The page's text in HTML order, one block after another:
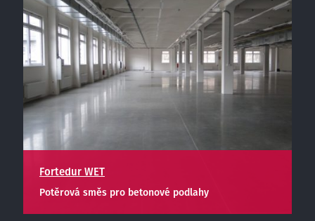
Fortedur WET
Potěrová směs pro betonové podlahy